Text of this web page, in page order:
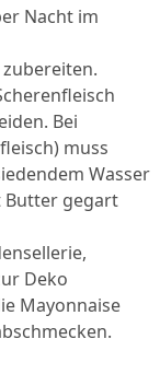
Nacht im
Bei
muss
Wasser
Butter gegart
Deko
Mayonnaise